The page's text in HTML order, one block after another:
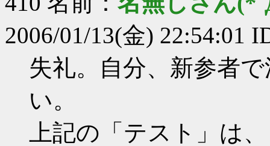
2006/01/13(金) 22:54:01
失礼。自分、新参者
い。
上記の「テスト」は